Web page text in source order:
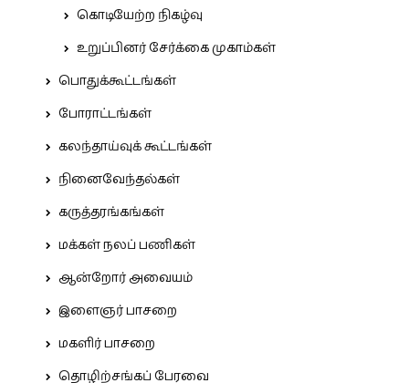
கொடியேற்ற நிகழ்வு
உறுப்பினர் சேர்க்கை முகாம்கள்
பொதுக்கூட்டங்கள்
போராட்டங்கள்
கலந்தாய்வுக் கூட்டங்கள்
நினைவேந்தல்கள்
கருத்தரங்கங்கள்
மக்கள் நலப் பணிகள்
ஆன்றோர் அவையம்
இளைஞர் பாசறை
மகளிர் பாசறை
தொழிற்சங்கப் பேரவை